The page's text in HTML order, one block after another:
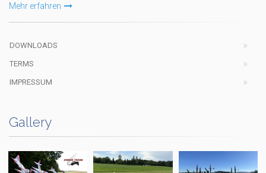
Mehr erfahren
DOWNLOADS
TERMS
IMPRESSUM
Gallery